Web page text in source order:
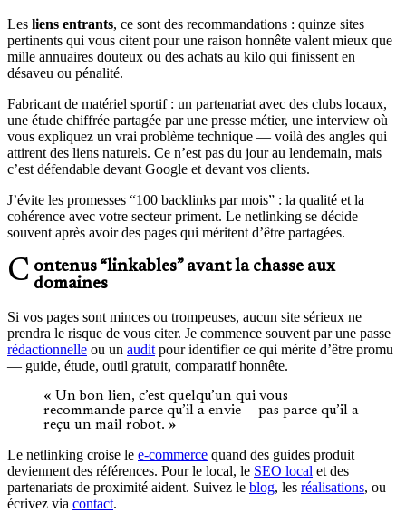
Les liens entrants, ce sont des recommandations : quinze sites
pertinents qui vous citent pour une raison honnête valent mieux que
mille annuaires douteux ou des achats au kilo qui finissent en
désaveu ou pénalité.
Fabricant de matériel sportif : un partenariat avec des clubs locaux,
une étude chiffrée partagée par une presse métier, une interview où
vous expliquez un vrai problème technique — voilà des angles qui
attirent des liens naturels. Ce n’est pas du jour au lendemain, mais
c’est défendable devant Google et devant vos clients.
J’évite les promesses “100 backlinks par mois” : la qualité et la
cohérence avec votre secteur priment. Le netlinking se décide
souvent après avoir des pages qui méritent d’être partagées.
Contenus “linkables” avant la chasse aux domaines
Si vos pages sont minces ou trompeuses, aucun site sérieux ne
prendra le risque de vous citer. Je commence souvent par une passe
rédactionnelle ou un audit pour identifier ce qui mérite d’être promu
— guide, étude, outil gratuit, comparatif honnête.
« Un bon lien, c’est quelqu’un qui vous
recommande parce qu’il a envie — pas parce qu’il a
reçu un mail robot. »
Le netlinking croise le e-commerce quand des guides produit
deviennent des références. Pour le local, le SEO local et des
partenariats de proximité aident. Suivez le blog, les réalisations, ou
écrivez via contact.